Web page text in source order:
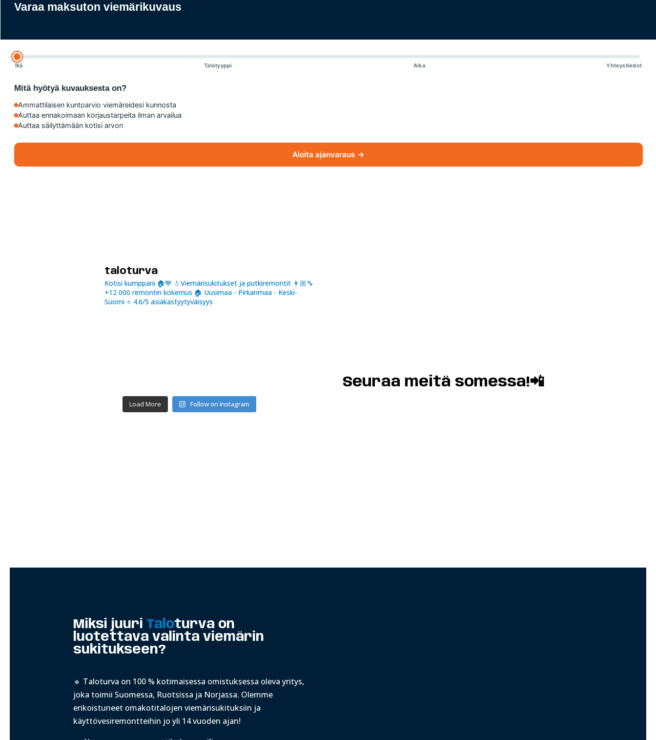
Varaa maksuton viemärikuvaus
Ikä Talotyyppi Aika Yhteystiedot
Mitä hyötyä kuvauksesta on?
Ammattilaisen kuntoarvio viemäreidesi kunnosta
Auttaa ennakoimaan korjaustarpeita ilman arvailua
Auttaa säilyttämään kotisi arvon
Aloita ajanvaraus →
taloturva
Kotisi kumppani 🏠💙 💧Viemärisukitukset ja putkiremontit 👨🏼‍🔧
+12 000 remontin kokemus 🏠 Uusimaa - Pirkanmaa - Keski-
Suomi ⭐️ 4.6/5 asiakastyytyväisyys
Load More Follow on Instagram
Seuraa meitä somessa!📲
Miksi juuri Taloturva on
luotettava valinta viemärin
sukitukseen?
🔹 Taloturva on 100 % kotimaisessa omistuksessa oleva yritys,
joka toimii Suomessa, Ruotsissa ja Norjassa. Olemme
erikoistuneet omakotitalojen viemärisukituksiin ja
käyttövesiremontteihin jo yli 14 vuoden ajan!